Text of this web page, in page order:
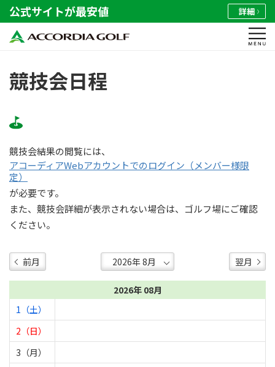
公式サイトが最安値 詳細
競技会日程
競技会結果の閲覧には、
アコーディアWebアカウントでのログイン（メンバー様限
定）
が必要です。
また、競技会詳細が表示されない場合は、ゴルフ場にご確認
ください。
前月 翌月
2026年 08月
1（土）
2（日）
3（月）